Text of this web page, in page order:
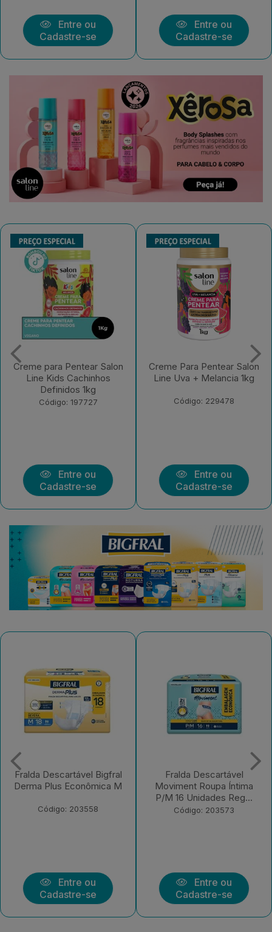
Entre ou
Cadastre-se
Entre ou
Cadastre-se
Creme Para Pentear Salon
Line Uva + Melancia 1kg
Código: 229478
Entre ou
Cadastre-se
Creme Para Pentear Salon
Line Kids Açaí Sem Frizz
Código: 229472
Entre ou
Cadastre-se
Fralda Descartável
Moviment Roupa Íntima
Código: 203573
Entre ou
Cadastre-se
Fralda Descartável Bigfral
Clássica Regular EX 7
Unidades
Código: 203570
Entre ou
Cadastre-se